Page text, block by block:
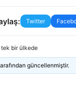
Twitter
tek bir ülkede
güncellenmiştir.